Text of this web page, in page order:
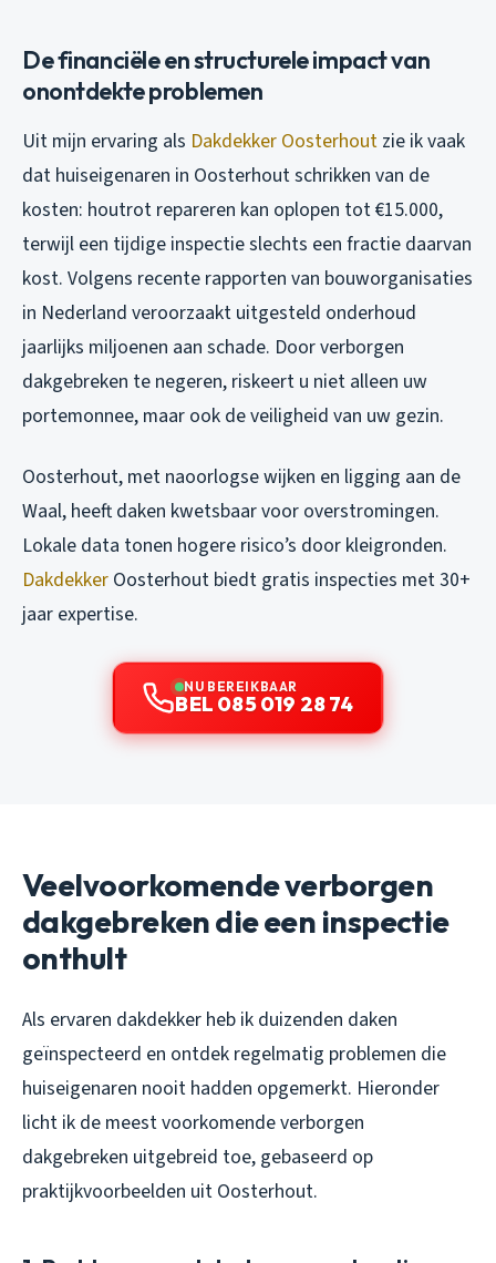
De financiële en structurele impact van
onontdekte problemen
Uit mijn ervaring als Dakdekker Oosterhout zie ik vaak
dat huiseigenaren in Oosterhout schrikken van de
kosten: houtrot repareren kan oplopen tot €15.000,
terwijl een tijdige inspectie slechts een fractie daarvan
kost. Volgens recente rapporten van bouworganisaties
in Nederland veroorzaakt uitgesteld onderhoud
jaarlijks miljoenen aan schade. Door verborgen
dakgebreken te negeren, riskeert u niet alleen uw
portemonnee, maar ook de veiligheid van uw gezin.
Oosterhout, met naoorlogse wijken en ligging aan de
Waal, heeft daken kwetsbaar voor overstromingen.
Lokale data tonen hogere risico’s door kleigronden.
Dakdekker Oosterhout biedt gratis inspecties met 30+
jaar expertise.
NU BEREIKBAAR
BEL 085 019 28 74
Veelvoorkomende verborgen
dakgebreken die een inspectie
onthult
Als ervaren dakdekker heb ik duizenden daken
geïnspecteerd en ontdek regelmatig problemen die
huiseigenaren nooit hadden opgemerkt. Hieronder
licht ik de meest voorkomende verborgen
dakgebreken uitgebreid toe, gebaseerd op
praktijkvoorbeelden uit Oosterhout.